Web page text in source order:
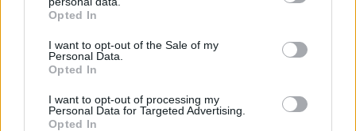
grant or deny consent to Google and its third-party tags to
use your data for below specified purposes in below Google
consent section.
Opted In
I want to opt-out of the Sale of my
Personal Data.
Opted In
I want to opt-out of processing my
Personal Data for Targeted Advertising.
Opted In
ένταση με τους συγγενείς να διαμαρτύρονται
μετατρέψουν την κατηγορία «ακόμη και τώρα
σε κακούργημα».